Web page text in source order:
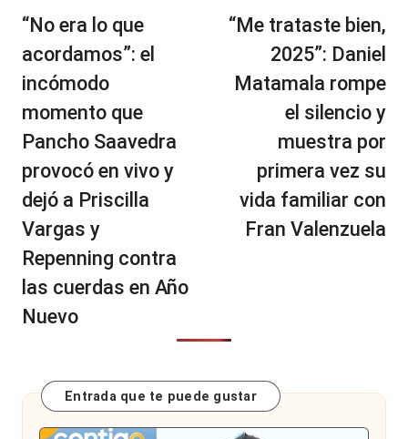
de
entradas
“No era lo que
acordamos”: el
incómodo
momento que
Pancho Saavedra
provocó en vivo y
dejó a Priscilla
Vargas y
Repenning contra
las cuerdas en Año
Nuevo
“Me trataste bien,
2025”: Daniel
Matamala rompe
el silencio y
muestra por
primera vez su
vida familiar con
Fran Valenzuela
Entrada que te puede gustar